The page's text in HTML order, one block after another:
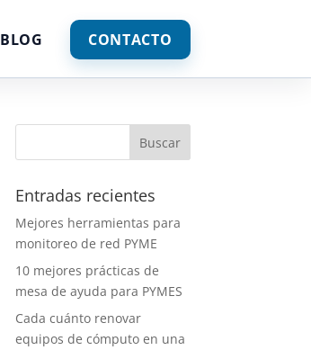
BLOG CONTACTO
Entradas recientes
Mejores herramientas para
monitoreo de red PYME
10 mejores prácticas de
mesa de ayuda para PYMES
Cada cuánto renovar
equipos de cómputo en una